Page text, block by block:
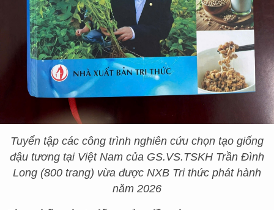
Tuyển tập các công trình nghiên cứu chọn tạo giống
đậu tương tại Việt Nam của GS.VS.TSKH Trần Đình
Long (800 trang) vừa được NXB Tri thức phát hành
năm 2026